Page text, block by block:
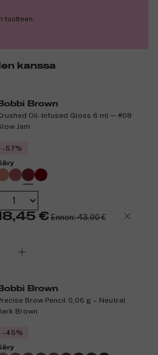
tuotteen.
kanssa
Brown
Oil-Infused Gloss 6 ml ─ #08
Jam
-57%
€ Ennen: 43,00 €
Brown
Brow Pencil 0,06 g – Neutral
Brown
-45%